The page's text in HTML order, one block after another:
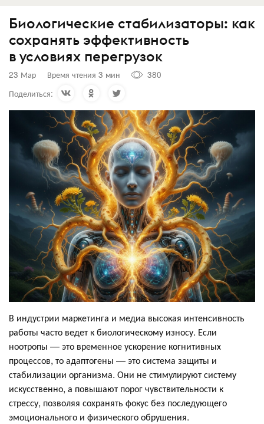
Биологические стабилизаторы: как
сохранять эффективность
в условиях перегрузок
23 Мар Время чтения 3 мин
380
Поделиться:
В индустрии маркетинга и медиа высокая интенсивность
работы часто ведет к биологическому износу. Если
ноотропы — это временное ускорение когнитивных
процессов, то адаптогены — это система защиты и
стабилизации организма. Они не стимулируют систему
искусственно, а повышают порог чувствительности к
стрессу, позволяя сохранять фокус без последующего
эмоционального и физического обрушения.